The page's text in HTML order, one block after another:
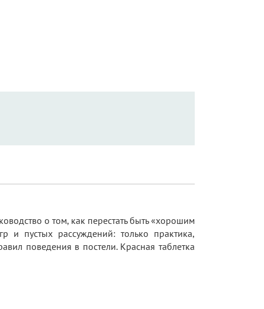
о том, как перестать быть «хорошим
и пустых рассуждений: только практика,
поведения в постели. Красная таблетка